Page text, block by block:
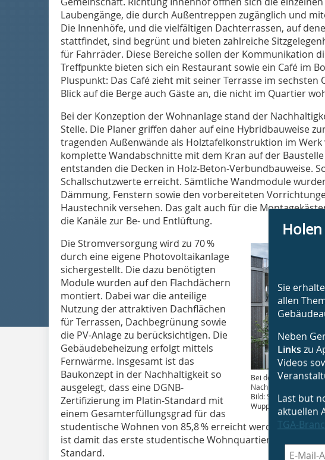
Laubengänge, die durch Außentreppen zugänglich und
Die Innenhöfe, und die vielfältigen Dachterrassen, auf
stattfindet, sind begrünt und bieten zahlreiche
für Fahrräder. Diese Bereiche sollen der Kommunikation
Treffpunkte bieten sich ein Restaurant sowie ein Café im
Pluspunkt: Das Café zieht mit seiner Terrasse im sechsten
Blick auf die Berge auch Gäste an, die nicht im Quartier
Bei der Konzeption der Wohnanlage stand der
Stelle. Die Planer griffen daher auf eine Hybridbauweise
tragenden Außenwände als Holztafelkonstruktion im
komplette Wandabschnitte mit dem Kran auf der
entstanden die Decken in Holz-Beton-Verbundbauweise.
Schallschutzwerte erreicht. Sämtliche Wandmodule
Dämmung, Fenstern sowie den vorbereiteten
Haustechnik versehen. Das galt auch für die
die Kanäle zur Be- und Entlüftung.
Bei der Konzeption
Nachhaltigkeitsaspekt
Bild: Sigurd
Wuppertal
Die Stromversorgung wird zu 70 %
durch eine eigene Photovoltaikanlage
sichergestellt. Die dazu benötigten
Module wurden auf den Flachdächern
montiert. Dabei war die anteilige
Nutzung der attraktiven Dachflächen
für Terrassen, Dachbegrünung sowie
die PV-Anlage zu berücksichtigen. Die
Gebäudebeheizung erfolgt mittels
Fernwärme. Insgesamt ist das
Baukonzept in der Nachhaltigkeit so
ausgelegt, dass eine DGNB-
Zertifizierung im Platin-Standard mit
einem Gesamterfüllungsgrad für das
studentische Wohnen von 85,8 % erreicht werden konnte.
ist damit das erste studentische Wohnquartier
Standard.
Sie
allen
Neben
Links zu
Videos
Last but
aktuellen
TGA-